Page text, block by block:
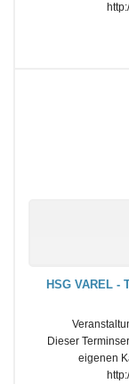
HSG VAREL -
Dieser
eigenen